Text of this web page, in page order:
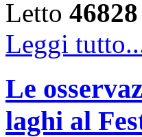
Letto 46828
Leggi
Le
laghi al